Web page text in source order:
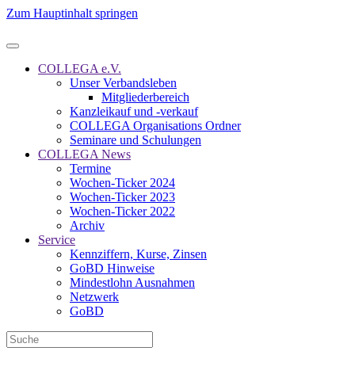
Zum Hauptinhalt springen
COLLEGA e.V.
Unser Verbandsleben
Mitgliederbereich
Kanzleikauf und -verkauf
COLLEGA Organisations Ordner
Seminare und Schulungen
COLLEGA News
Termine
Wochen-Ticker 2024
Wochen-Ticker 2023
Wochen-Ticker 2022
Archiv
Service
Kennziffern, Kurse, Zinsen
GoBD Hinweise
Mindestlohn Ausnahmen
Netzwerk
GoBD